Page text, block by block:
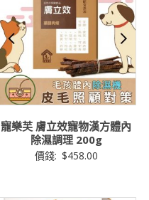
寵樂芙 膚立效寵物漢方體內
除濕調理 200g
價錢: $458.00